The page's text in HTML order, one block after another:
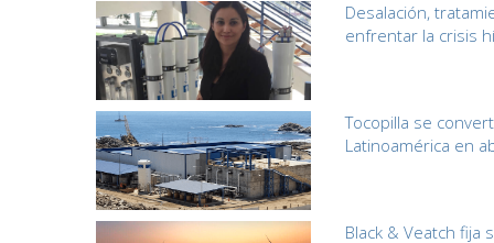
Desalación,
enfrentar la crisis
Tocopilla se
Latinoamérica en
Black & Veatch fija